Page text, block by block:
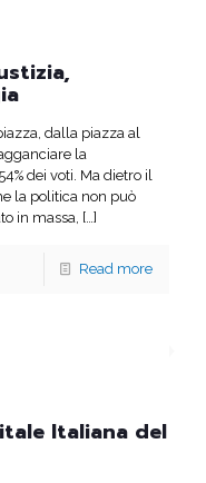
dalla piazza al
la
dei voti. Ma dietro il
la politica non può
in massa, […]
Read more
Italiana del